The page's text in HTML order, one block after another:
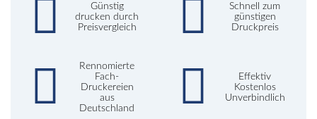
Günstig
drucken durch
Preisvergleich
Schnell zum
günstigen
Druckpreis
Rennomierte
Fach-
Druckereien
aus
Deutschland
Effektiv
Kostenlos
Unverbindlich